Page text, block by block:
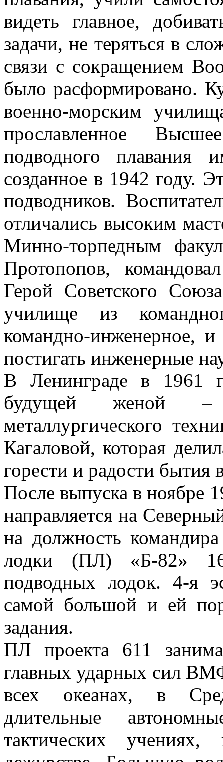
видеть главное,
задачи, не теряться в
связи с сокращением
было расформировано.
военно-морским
прославленное
подводного плавания
созданное в 1942 году.
подводников.
отличались высоким
Минно-торпедным
Протопопов,
Герой Советского
училище из
командно-инженерное,
постигать инженерные
В Ленинграде в 1961
будущей женой –
металлургического
Кагаловой, которая
горести и радости бытия
После выпуска в ноябре
направляется на
на должность
лодки (ПЛ) «Б-82»
подводных лодок. 4-я
самой большой и ей
задания.
ПЛ проекта 611
главных ударных сил
всех океанах, в
длительные
тактических учениях,